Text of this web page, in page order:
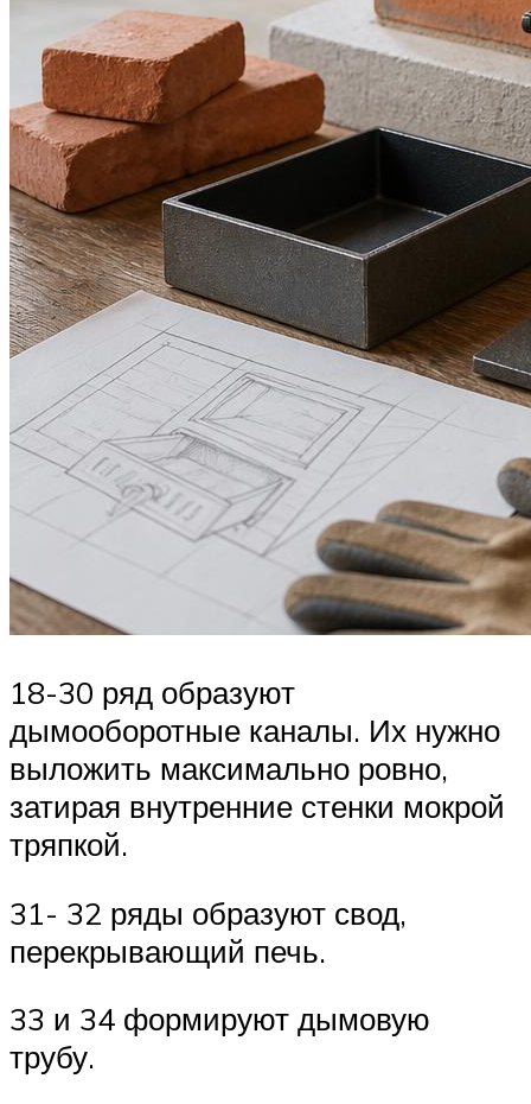
18-30 ряд образуют
дымооборотные каналы. Их нужно
выложить максимально ровно,
затирая внутренние стенки мокрой
тряпкой.
31- 32 ряды образуют свод,
перекрывающий печь.
33 и 34 формируют дымовую
трубу.